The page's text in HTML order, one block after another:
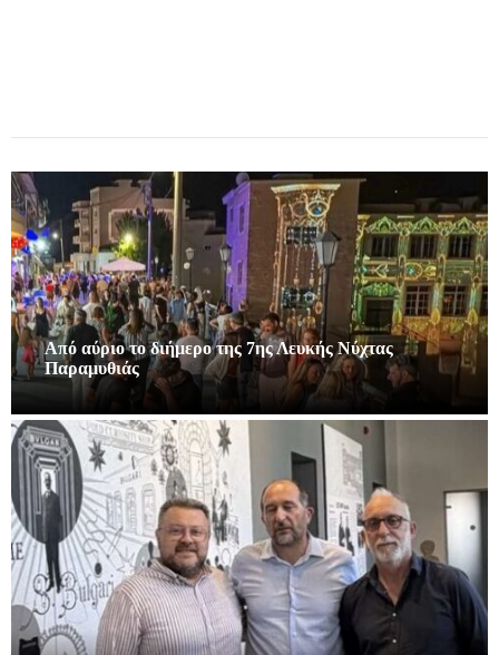
Από αύριο το διήμερο της 7ης Λευκής Νύχτας
Παραμυθιάς